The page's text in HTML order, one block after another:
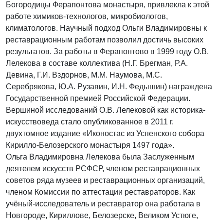
Богородицы Ферапонтова монастыря, привлекла к этой
работе химиков-технологов, микробиологов,
климатологов. Научный подход Ольги Владимировны к
реставрационным работам позволил достичь высоких
результатов. За работы в Ферапонтово в 1999 году О.В.
Лелекова в составе коллектива (Н.Г. Брегман, Р.А.
Девина, Г.И. Вздорнов, М.М. Наумова, М.С.
Серебрякова, Ю.А. Рузавин, И.Н. Федышин) награждена
Государственной премией Российской Федерации.
Вершиной исследований О.В. Лелековой как историка-
искусствоведа стало опубликованное в 2011 г.
двухтомное издание «Иконостас из Успенского собора
Кирилло-Белозерского монастыря 1497 года».
Ольга Владимировна Лелекова была Заслуженным
деятелем искусств РСФСР, членом реставрационных
советов ряда музеев и реставрационных организаций,
членом Комиссии по аттестации реставраторов. Как
учёный-исследователь и реставратор она работала в
Новгороде, Кириллове, Белозерске, Великом Устюге,